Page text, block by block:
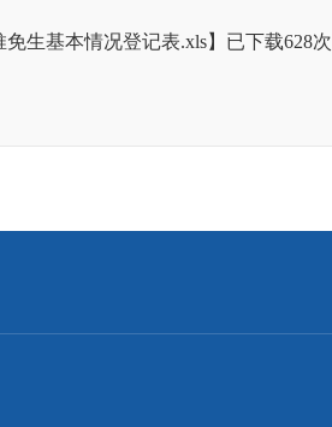
免生基本情况登记表.xls】已下载628次